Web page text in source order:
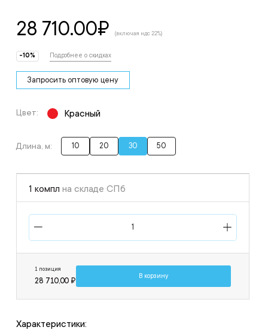
28 710.00₽ (включая ндс 22%)
-10% Подробнее о скидках
Запросить оптовую цену
Цвет: Красный
Длина, м: 10 20 30 50
1 компл на складе СПб
1 позиция
28 710,00 ₽
В корзину
Характеристики: